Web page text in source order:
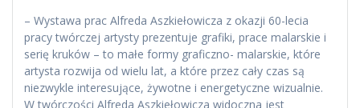
– Wystawa prac Alfreda Aszkiełowicza z okazji 60-lecia
pracy twórczej artysty prezentuje grafiki, prace malarskie i
serię kruków – to małe formy graficzno- malarskie, które
artysta rozwija od wielu lat, a które przez cały czas są
niezwykle interesujące, żywotne i energetyczne wizualnie.
W twórczości Alfreda Aszkiełowicza widoczna jest